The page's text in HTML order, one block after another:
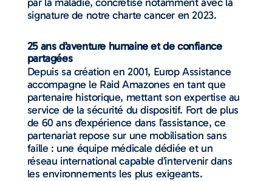
signature de notre charte cancer en 2023.
25 ans d’aventure humaine et de confiance
partagées
Depuis sa création en 2001, Europ Assistance
accompagne le Raid Amazones en tant que
partenaire historique, mettant son expertise au
service de la sécurité du dispositif. Fort de plus
de 60 ans d’expérience dans l’assistance, ce
partenariat repose sur une mobilisation sans
faille : une équipe médicale dédiée et un
réseau international capable d’intervenir dans
les environnements les plus exigeants.